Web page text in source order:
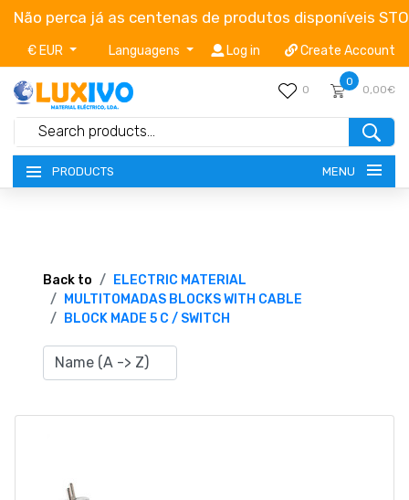
Não perca já as centenas de produtos disponíveis
€ EUR Languagens Log in Create Account
0
0
0,00€
PRODUCTS MENU
TERMS OF SERVICE
CATALOGUES
CAMPAIGNS
ABOUT US
Back to
ELECTRIC MATERIAL
MULTITOMADAS BLOCKS WITH CABLE
BLOCK MADE 5 C / SWITCH